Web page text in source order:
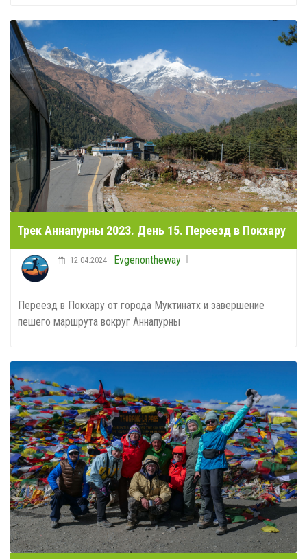
Трек Аннапурны 2023. День 15. Переезд в Покхару
Evgenontheway
12.04.2024
Переезд в Покхару от города Муктинатх и завершение
пешего маршрута вокруг Аннапурны